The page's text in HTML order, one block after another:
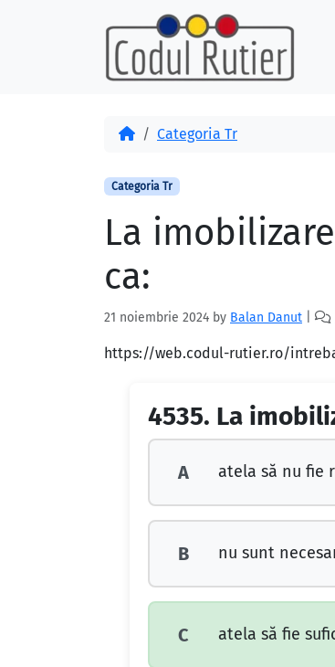
AcasăCategoria Tr
Categoria Tr
La
ca:
21 noiembrie 2024 by Balan Danut
https://web.codul-rutier.ro/
4535. La
A atela să nu fie
B nu sunt
C atela să fie